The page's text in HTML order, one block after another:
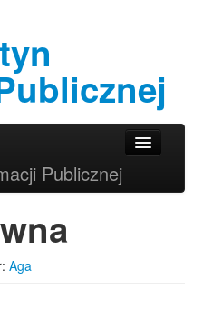
Publicznej
Aga